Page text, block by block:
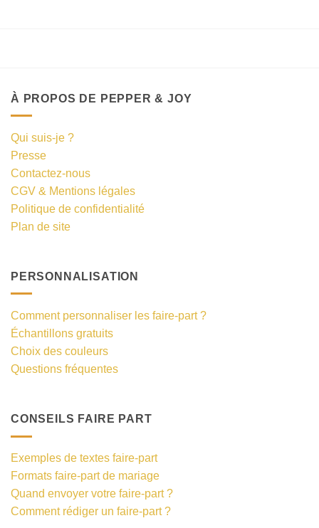
À PROPOS DE PEPPER & JOY
Qui suis-je ?
Presse
Contactez-nous
CGV & Mentions légales
Politique de confidentialité
Plan de site
PERSONNALISATION
Comment personnaliser les faire-part ?
Échantillons gratuits
Choix des couleurs
Questions fréquentes
CONSEILS FAIRE PART
Exemples de textes faire-part
Formats faire-part de mariage
Quand envoyer votre faire-part ?
Comment rédiger un faire-part ?